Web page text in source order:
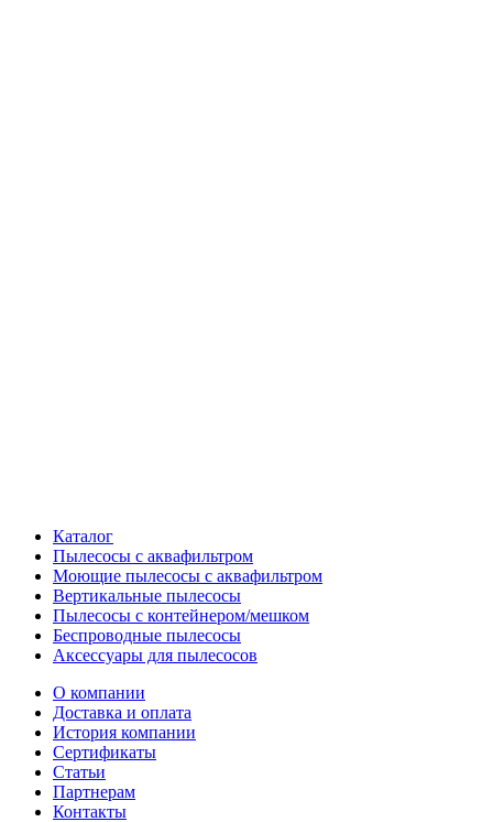
Каталог
Пылесосы с аквафильтром
Моющие пылесосы с аквафильтром
Вертикальные пылесосы
Пылесосы с контейнером/мешком
Беспроводные пылесосы
Аксессуары для пылесосов
О компании
Доставка и оплата
История компании
Сертификаты
Статьи
Партнерам
Контакты